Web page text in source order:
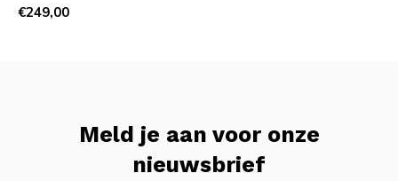
€249,00
Meld je aan voor onze
nieuwsbrief